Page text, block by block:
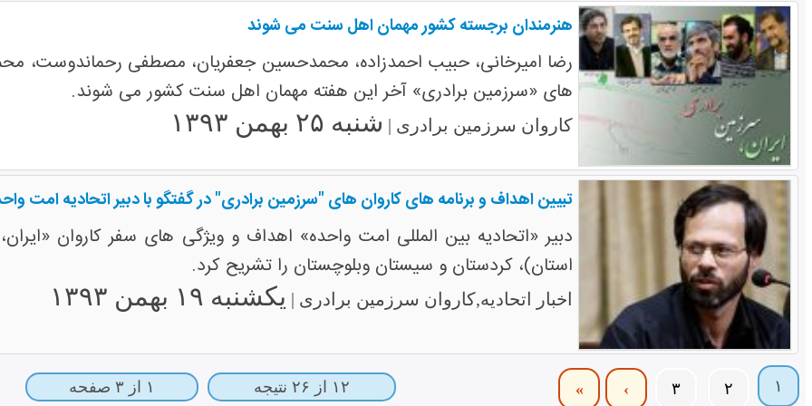
هنرمندان برجسته کشور مهمان اهل سنت می شوند
رضا امیرخانی، حبیب احمدزاده، محمدحسین جعفریان، مصطفی رحماندوست،
های «سرزمین برادری» آخر این هفته مهمان اهل سنت کشور می شوند.
کاروان سرزمین برادری | شنبه ۲۵ بهمن ۱۳۹۳
تبیین اهداف و برنامه های کاروان های "سرزمین برادری" در گفتگو با دبیر اتحادیه امت
دبیر «اتحادیه بین المللی امت واحده» اهداف و ویژگی های سفر کاروان
استان)، کردستان و سیستان وبلوچستان را تشریح کرد.
اخبار اتحادیه,کاروان سرزمین برادری | یکشنبه ۱۹ بهمن ۱۳۹۳
۱ ۲ ۳ ›
» ۱۲ از ۲۶ نتیجه ۱ از ۳ صفحه